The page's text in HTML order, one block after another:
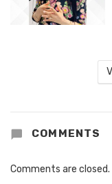
COMMENTS
Comments are closed.